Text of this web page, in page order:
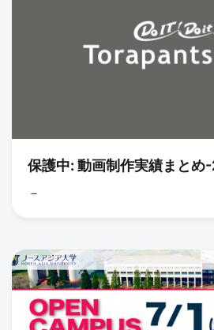
保護中: 動画制作実績まと
－